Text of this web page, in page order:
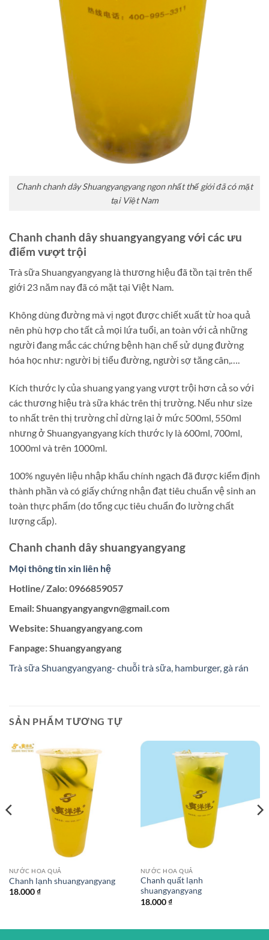
Chanh chanh dây Shuangyangyang ngon nhất thế giới đã có mặt
tại Việt Nam
Chanh chanh dây shuangyangyang với các ưu
điểm vượt trội
Trà sữa Shuangyangyang là thương hiệu đã tồn tại trên thế
giới 23 năm nay đã có mặt tại Việt Nam.
Không dùng đường mà vị ngọt được chiết xuất từ hoa quả
nên phù hợp cho tất cả mọi lứa tuổi, an toàn với cả những
người đang mắc các chứng bệnh hạn chế sử dụng đường
hóa học như: người bị tiểu đường, người sợ tăng cân,….
Kích thước ly của shuang yang yang vượt trội hơn cả so với
các thương hiệu trà sữa khác trên thị trường. Nếu như size
to nhất trên thị trường chỉ dừng lại ở mức 500ml, 550ml
nhưng ở Shuangyangyang kích thước ly là 600ml, 700ml,
1000ml và trên 1000ml.
100% nguyên liệu nhập khẩu chính ngạch đã được kiểm định
thành phần và có giấy chứng nhận đạt tiêu chuẩn vệ sinh an
toàn thực phẩm (do tổng cục tiêu chuẩn đo lường chất
lượng cấp).
Chanh chanh dây shuangyangyang
Mọi thông tin xin liên hệ
Hotline/ Zalo: 0966859057
Email: Shuangyangyangvn@gmail.com
Website: Shuangyangyang.com
Fanpage: Shuangyangyang
Trà sữa Shuangyangyang- chuỗi trà sữa, hamburger, gà rán
SẢN PHẨM TƯƠNG TỰ
NƯỚC HOA QUẢ
Chanh lạnh shuangyangyang
18.000₫
NƯỚC HOA QUẢ
Chanh quất lạnh
shuangyangyang
18.000₫